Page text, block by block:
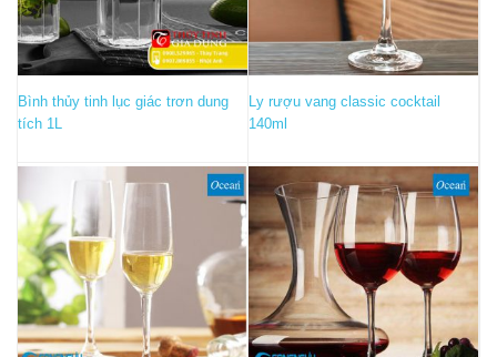
Bình thủy tinh lục giác trơn dung
tích 1L
Ly rượu vang classic cocktail
140ml